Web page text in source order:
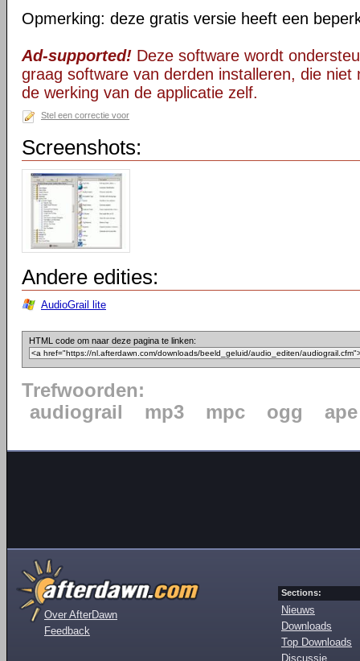
Opmerking: deze gratis versie heeft een
Ad-supported! Deze software wordt
graag software van derden installeren, die niet
de werking van de applicatie zelf.
Stel een correctie voor
Screenshots:
Andere edities:
AudioGrail lite
HTML code om naar deze pagina te linken:
Trefwoorden:
audiograil
mp3 mpc ogg ape
Over AfterDawn
Feedback
Sections:
Nieuws
Downloads
Top Downloads
Discussie